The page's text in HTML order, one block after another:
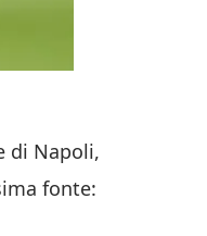
di Napoli,
fonte: